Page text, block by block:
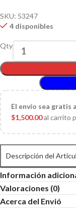
SKU: 53247
4 disponibles
Qty
El envío sea gratis
$1,500.00al carrito
Descripción del
Información
Valoraciones (0)
Acerca del Envió